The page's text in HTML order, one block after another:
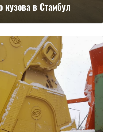
кузова в Стамбул